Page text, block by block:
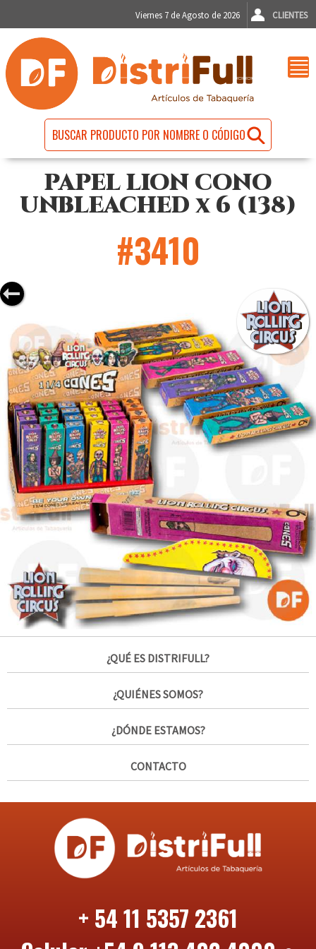
Viernes 7 de Agosto de 2026 CLIENTES
PAPEL LION CONO
UNBLEACHED x 6 (138)
#3410
¿QUÉ ES DISTRIFULL?
¿QUIÉNES SOMOS?
¿DÓNDE ESTAMOS?
CONTACTO
+ 54 11 5357 2361